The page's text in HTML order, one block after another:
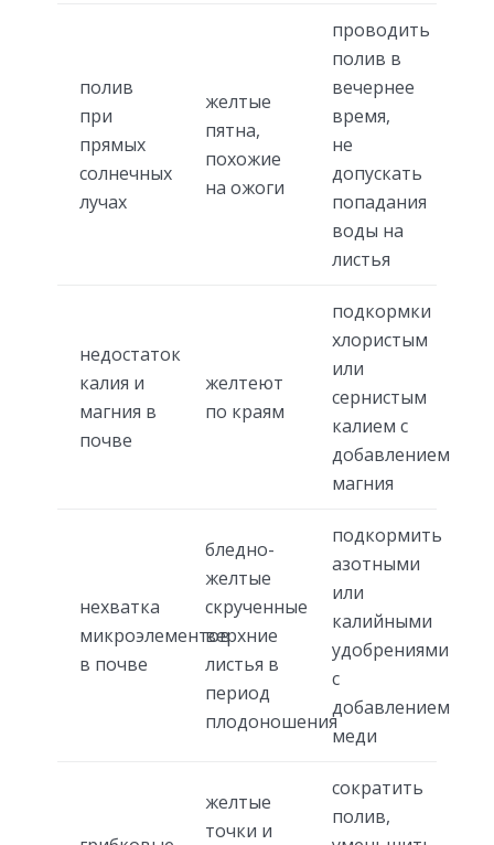
полив
при
прямых
солнечных
лучах
желтые
пятна,
похожие
на ожоги
проводить
полив в
вечернее
время,
не
допускать
попадания
воды на
листья
недостаток
калия и
магния в
почве
желтеют
по краям
подкормки
хлористым
или
сернистым
калием с
добавлением
магния
нехватка
микроэлементов
в почве
бледно-
желтые
скрученные
верхние
листья в
период
плодоношения
подкормить
азотными
или
калийными
удобрениями
с
добавлением
меди
желтые
точки и
сократить
полив,